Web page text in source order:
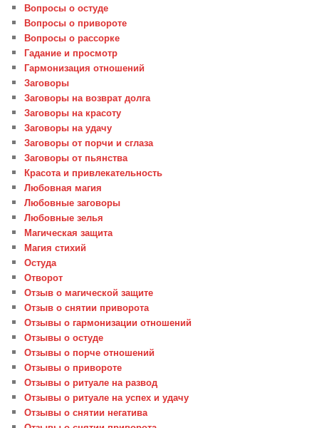
Вопросы о остуде
Вопросы о привороте
Вопросы о рассорке
Гадание и просмотр
Гармонизация отношений
Заговоры
Заговоры на возврат долга
Заговоры на красоту
Заговоры на удачу
Заговоры от порчи и сглаза
Заговоры от пьянства
Красота и привлекательность
Любовная магия
Любовные заговоры
Любовные зелья
Магическая защита
Магия стихий
Остуда
Отворот
Отзыв о магической защите
Отзыв о снятии приворота
Отзывы о гармонизации отношений
Отзывы о остуде
Отзывы о порче отношений
Отзывы о привороте
Отзывы о ритуале на развод
Отзывы о ритуале на успех и удачу
Отзывы о снятии негатива